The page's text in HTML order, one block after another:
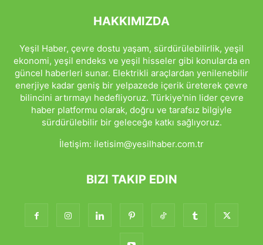
HAKKIMIZDA
Yeşil Haber, çevre dostu yaşam, sürdürülebilirlik, yeşil
ekonomi, yeşil endeks ve yeşil hisseler gibi konularda en
güncel haberleri sunar. Elektrikli araçlardan yenilenebilir
enerjiye kadar geniş bir yelpazede içerik üreterek çevre
bilincini artırmayı hedefliyoruz. Türkiye'nin lider çevre
haber platformu olarak, doğru ve tarafsız bilgiyle
sürdürülebilir bir geleceğe katkı sağlıyoruz.
İletişim: iletisim@yesilhaber.com.tr
BIZI TAKIP EDIN